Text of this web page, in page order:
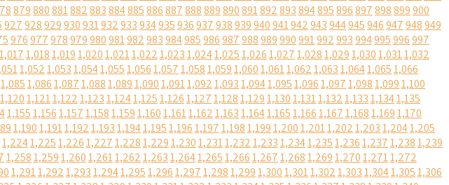
879880881882883884885886887888889890891892893894895896897898899900
927928929930931932933934935936937938939940941942943944945946947948949
976977978979980981982983984985986987988989990991992993994995996997
1,0171,0181,0191,0201,0211,0221,0231,0241,0251,0261,0271,0281,0291,0301,0311,032
1,0521,0531,0541,0551,0561,0571,0581,0591,0601,0611,0621,0631,0641,0651,066
1,0851,0861,0871,0881,0891,0901,0911,0921,0931,0941,0951,0961,0971,0981,0991,100
1,1201,1211,1221,1231,1241,1251,1261,1271,1281,1291,1301,1311,1321,1331,1341,135
1,1551,1561,1571,1581,1591,1601,1611,1621,1631,1641,1651,1661,1671,1681,1691,170
1,1901,1911,1921,1931,1941,1951,1961,1971,1981,1991,2001,2011,2021,2031,2041,205
1,2241,2251,2261,2271,2281,2291,2301,2311,2321,2331,2341,2351,2361,2371,2381,239
1,2581,2591,2601,2611,2621,2631,2641,2651,2661,2671,2681,2691,2701,2711,272
1,2911,2921,2931,2941,2951,2961,2971,2981,2991,3001,3011,3021,3031,3041,3051,306